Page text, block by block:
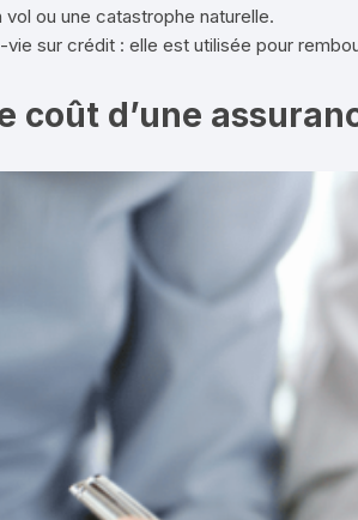
vol ou une catastrophe naturelle.
vie sur crédit : elle est utilisée pour
coût d’une